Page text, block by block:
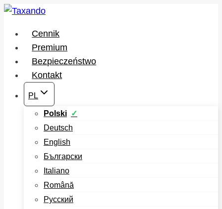
Przejdź
treści
Cennik
Premium
Bezpieczeństwo
Kontakt
PL
Polski
Deutsch
English
Български
Italiano
Română
Русский